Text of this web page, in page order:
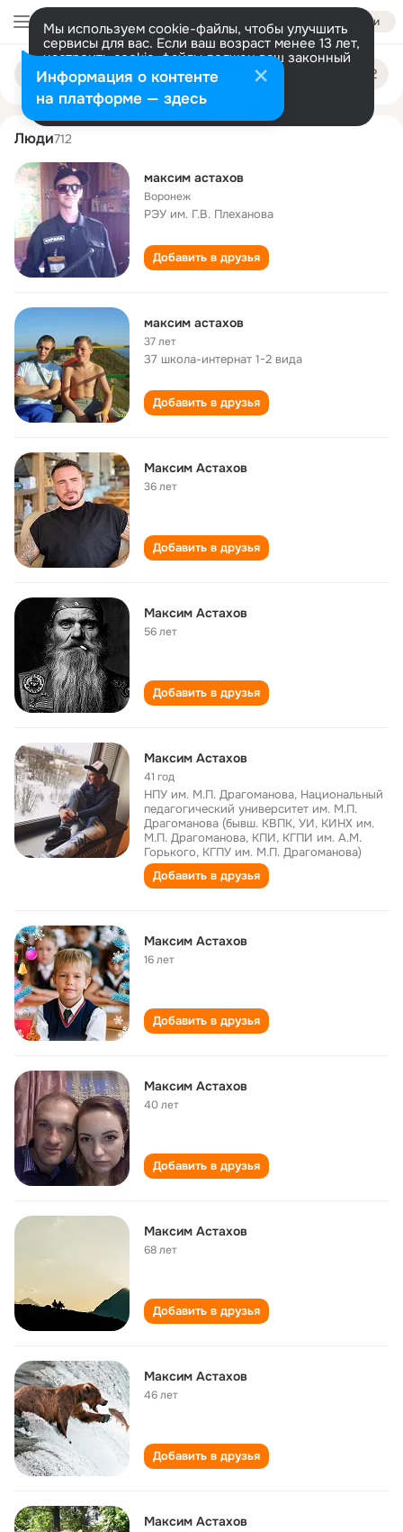
Войти
Мы используем cookie-файлы, чтобы улучшить
сервисы для вас. Если ваш возраст менее 13 лет,
настроить cookie-файлы должен ваш законный
представитель. Больше информации
Разрешить все Настроить
Поиск
людям
maksim astakhov
Люди712
максим астахов
Воронеж
РЭУ им. Г.В. Плеханова
Добавить в друзья
максим астахов
37 лет
37 школа-интернат 1-2 вида
Добавить в друзья
Максим Астахов
36 лет
Добавить в друзья
Максим Астахов
56 лет
Добавить в друзья
Максим Астахов
41 год
НПУ им. М.П. Драгоманова, Национальный
педагогический университет им. М.П.
Драгоманова (бывш. КВПК, УИ, КИНХ им.
М.П. Драгоманова, КПИ, КГПИ им. А.М.
Горького, КГПУ им. М.П. Драгоманова)
Добавить в друзья
Максим Астахов
16 лет
Добавить в друзья
Максим Астахов
40 лет
Добавить в друзья
Максим Астахов
68 лет
Добавить в друзья
Максим Астахов
46 лет
Добавить в друзья
Максим Астахов
Информация о контенте
на платформе — здесь